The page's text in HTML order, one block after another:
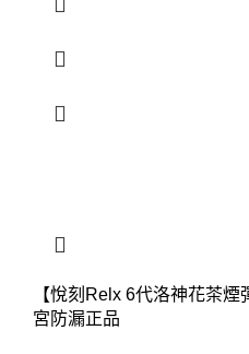
【悅刻Relx 6代洛神花茶
宮防漏正品